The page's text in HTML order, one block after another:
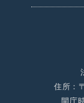
住所：
開庁